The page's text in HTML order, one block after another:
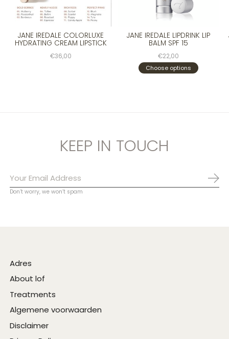
JANE IREDALE COLORLUXE
HYDRATING CREAM LIPSTICK
€36,00
JANE IREDALE LIPDRINK LIP
BALM SPF 15
€22,00
Choose options
KEEP IN TOUCH
Don’t worry, we won’t spam
Adres
About lof
Treatments
Algemene voorwaarden
Disclaimer